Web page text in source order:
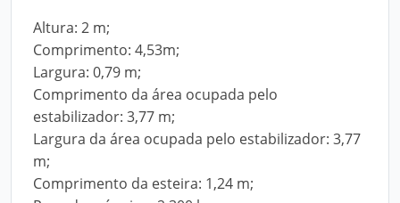
Altura: 2 m;
Comprimento: 4,53m;
Largura: 0,79 m;
Comprimento da área ocupada pelo
estabilizador: 3,77 m;
Largura da área ocupada pelo estabilizador: 3,77
m;
Comprimento da esteira: 1,24 m;